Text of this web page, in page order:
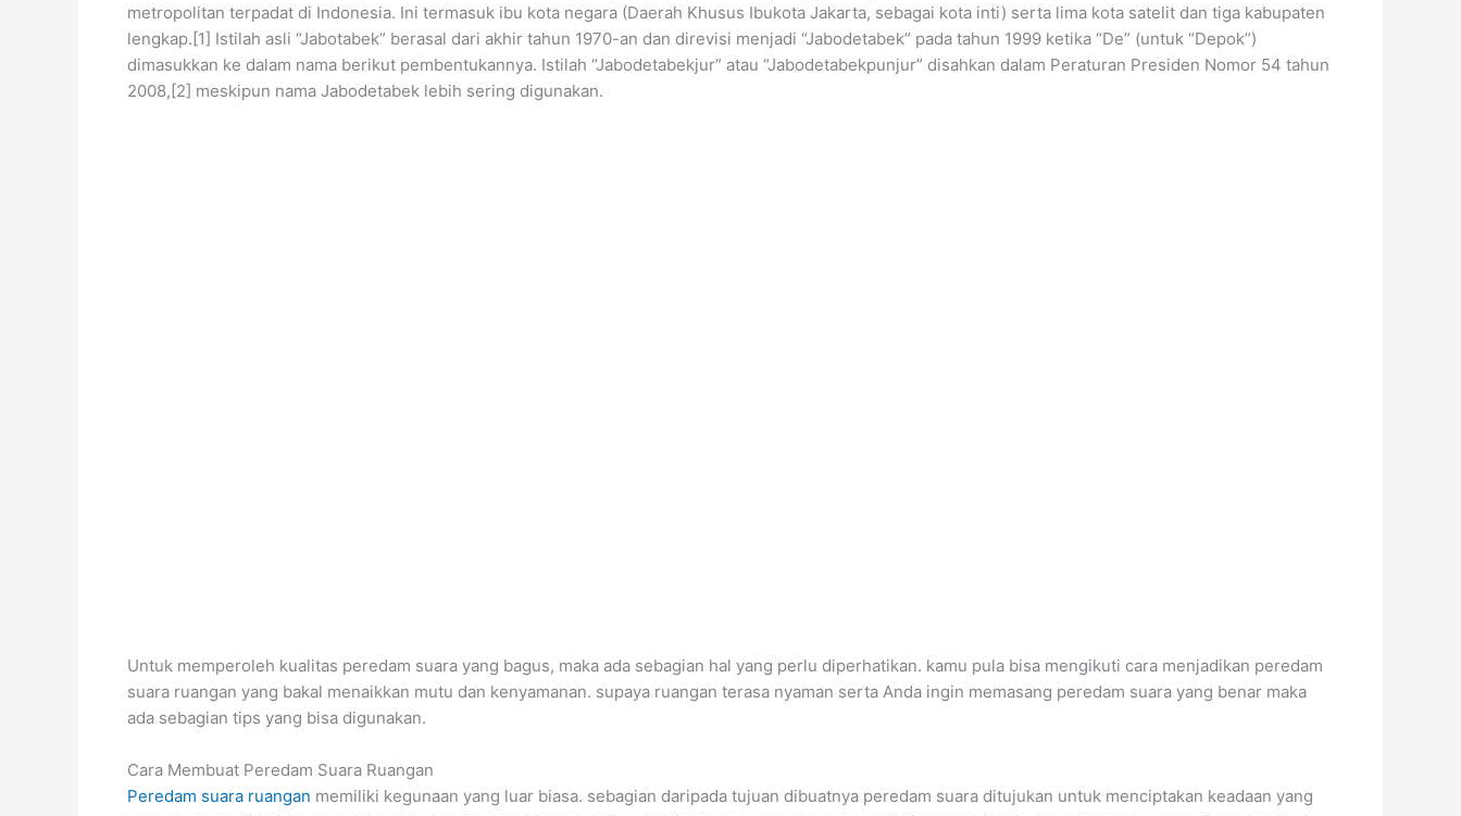
metropolitan terpadat di Indonesia. Ini termasuk ibu kota negara (Daerah Khusus Ibukota Jakarta, sebagai kota inti) serta lima kota satelit dan tiga kabupaten
lengkap.[1] Istilah asli “Jabotabek” berasal dari akhir tahun 1970-an dan direvisi menjadi “Jabodetabek” pada tahun 1999 ketika “De” (untuk “Depok”)
dimasukkan ke dalam nama berikut pembentukannya. Istilah “Jabodetabekjur” atau “Jabodetabekpunjur” disahkan dalam Peraturan Presiden Nomor 54 tahun
2008,[2] meskipun nama Jabodetabek lebih sering digunakan.
Untuk memperoleh kualitas peredam suara yang bagus, maka ada sebagian hal yang perlu diperhatikan. kamu pula bisa mengikuti cara menjadikan peredam
suara ruangan yang bakal menaikkan mutu dan kenyamanan. supaya ruangan terasa nyaman serta Anda ingin memasang peredam suara yang benar maka
ada sebagian tips yang bisa digunakan.
Cara Membuat Peredam Suara Ruangan
Peredam suara ruangan memiliki kegunaan yang luar biasa. sebagian daripada tujuan dibuatnya peredam suara ditujukan untuk menciptakan keadaan yang